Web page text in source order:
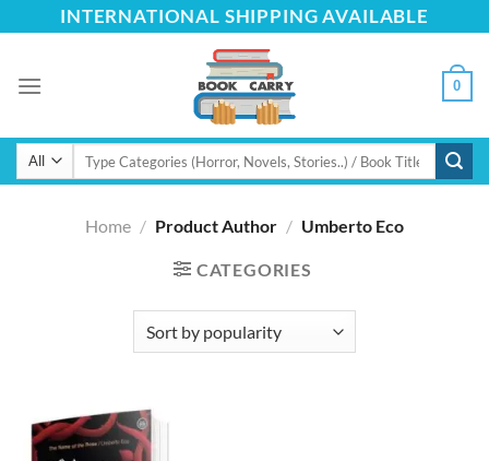
to
INTERNATIONAL SHIPPING AVAILABLE
0
Search
Home / Product Author / Umberto Eco
CATEGORIES